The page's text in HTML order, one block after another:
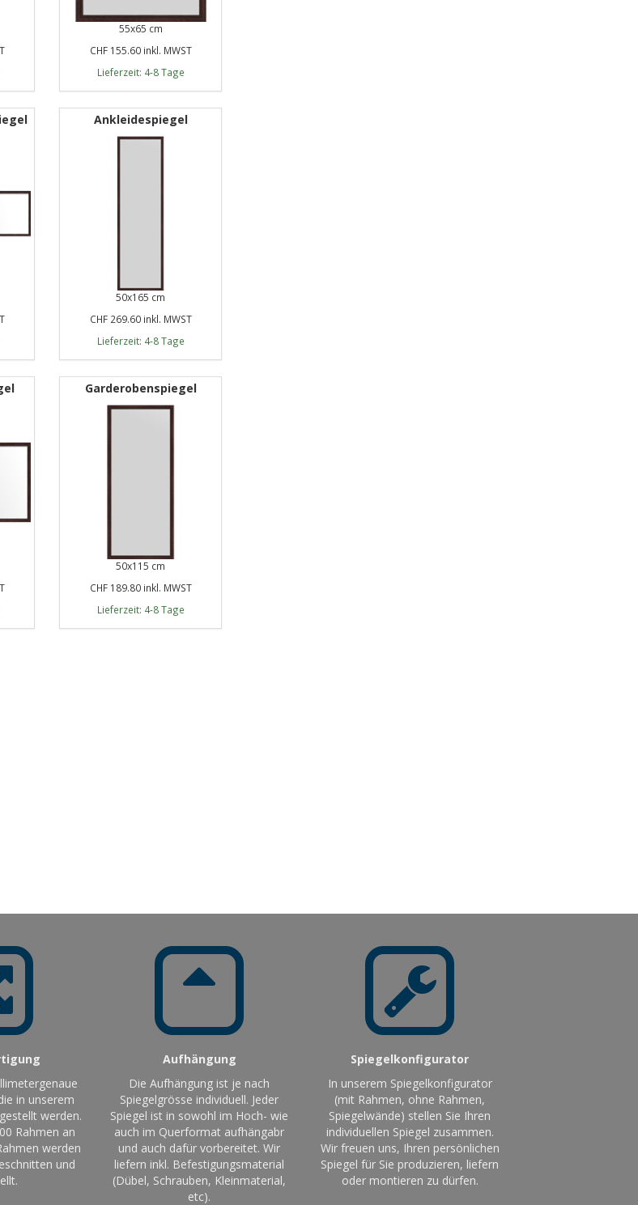
55x65 cm
CHF 155.60 inkl. MWST
Lieferzeit: 4-8 Tage
Ankleidespiegel
50x165 cm
CHF 269.60 inkl. MWST
Lieferzeit: 4-8 Tage
Garderobenspiegel
50x115 cm
CHF 189.80 inkl. MWST
Lieferzeit: 4-8 Tage
in unserem
werden.
Rahmen an
werden
und
Aufhängung
Die Aufhängung ist je nach
Spiegelgrösse individuell. Jeder
Spiegel ist in sowohl im Hoch- wie
auch im Querformat aufhängabr
und auch dafür vorbereitet. Wir
liefern inkl. Befestigungsmaterial
(Dübel, Schrauben, Kleinmaterial,
etc).
Spiegelkonfigurator
In unserem Spiegelkonfigurator
(mit Rahmen, ohne Rahmen,
Spiegelwände) stellen Sie Ihren
individuellen Spiegel zusammen.
Wir freuen uns, Ihren persönlichen
Spiegel für Sie produzieren, liefern
oder montieren zu dürfen.